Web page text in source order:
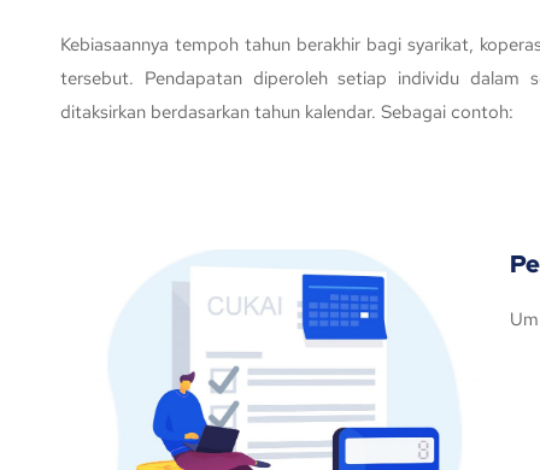
Kebiasaannya tempoh tahun berakhir bagi syarikat,
tersebut. Pendapatan diperoleh setiap individu dalam
ditaksirkan berdasarkan tahun kalendar. Sebagai contoh: